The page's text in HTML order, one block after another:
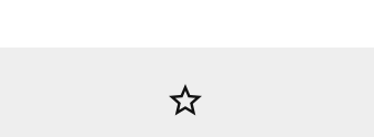
star_border